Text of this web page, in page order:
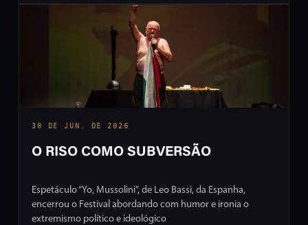
30 DE JUN. DE 2026
O RISO COMO SUBVERSÃO
Espetáculo “Yo, Mussolini”, de Leo Bassi, da Espanha,
encerrou o Festival abordando com humor e ironia o
extremismo político e ideológico